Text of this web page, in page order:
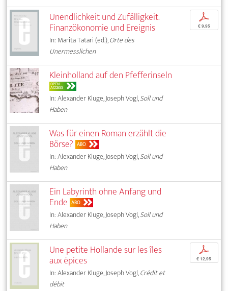
Unendlichkeit und Zufälligkeit.
Finanzökonomie und Ereignis
In: Marita Tatari (ed.),Orte des
Unermesslichen
p
€ 9,95
Kleinholland auf den Pfefferinseln
OPEN
ACCESS
In: Alexander Kluge, Joseph Vogl,Soll und
Haben
Was für einen Roman erzählt die
Börse? ABO
In: Alexander Kluge, Joseph Vogl,Soll und
Haben
Ein Labyrinth ohne Anfang und
Ende ABO
In: Alexander Kluge, Joseph Vogl,Soll und
Haben
Une petite Hollande sur les îles
aux épices
In: Alexander Kluge, Joseph Vogl,Crédit et
débit
p
€ 12,95